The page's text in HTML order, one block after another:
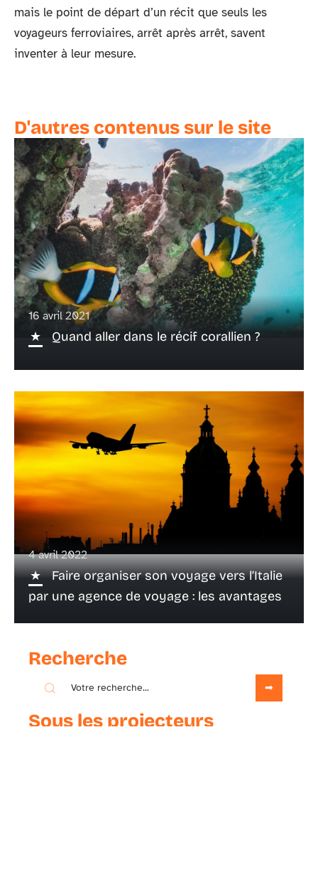
mais le point de départ d’un récit que seuls les
voyageurs ferroviaires, arrêt après arrêt, savent
inventer à leur mesure.
D'autres contenus sur le site
16 avril 2021
Quand aller dans le récif corallien ?
4 avril 2022
Faire organiser son voyage vers l’Italie
par une agence de voyage : les avantages
Recherche
Sous les projecteurs